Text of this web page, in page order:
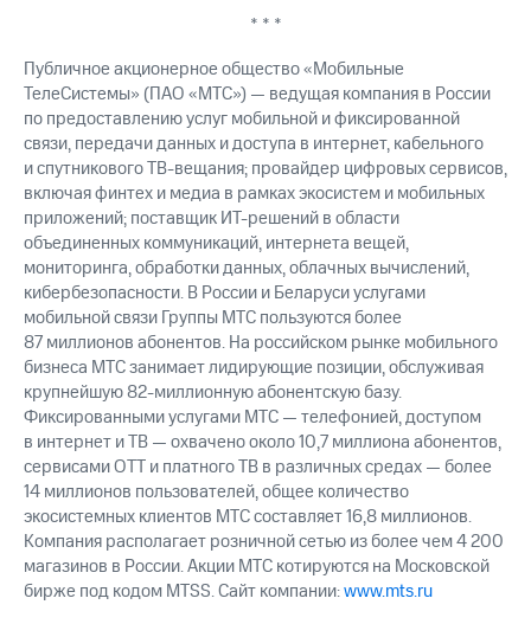
* * *
Публичное акционерное общество «Мобильные
ТелеСистемы» (ПАО «МТС») — ведущая компания в России
по предоставлению услуг мобильной и фиксированной
связи, передачи данных и доступа в интернет, кабельного
и спутникового ТВ-вещания; провайдер цифровых сервисов,
включая финтех и медиа в рамках экосистем и мобильных
приложений; поставщик ИТ-решений в области
объединенных коммуникаций, интернета вещей,
мониторинга, обработки данных, облачных вычислений,
кибербезопасности. В России и Беларуси услугами
мобильной связи Группы МТС пользуются более
87 миллионов абонентов. На российском рынке мобильного
бизнеса МТС занимает лидирующие позиции, обслуживая
крупнейшую 82-миллионную абонентскую базу.
Фиксированными услугами МТС — телефонией, доступом
в интернет и ТВ — охвачено около 10,7 миллиона абонентов,
сервисами OTT и платного ТВ в различных средах — более
14 миллионов пользователей, общее количество
экосистемных клиентов МТС составляет 16,8 миллионов.
Компания располагает розничной сетью из более чем 4 200
магазинов в России. Акции МТС котируются на Московской
бирже под кодом MTSS. Сайт компании:www.mts.ru